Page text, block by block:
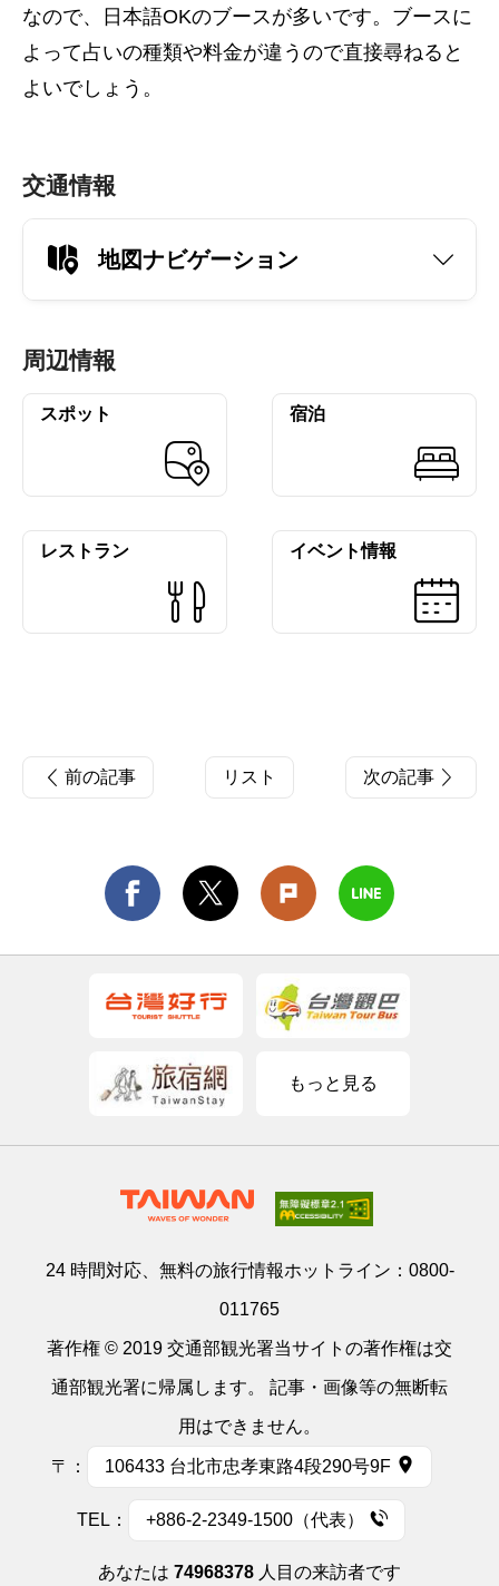
なので、日本語OKのブースが多いです。ブースに
よって占いの種類や料金が違うので直接尋ねると
よいでしょう。
交通情報
地図ナビゲーション
周辺情報
スポット 宿泊
レストラン イベント情報
前の記事 リスト 次の記事
もっと見る
24 時間対応、無料の旅行情報ホットライン： 0800-
011765
著作権 © 2019 交通部観光署当サイトの著作権は交
通部観光署に帰属します。 記事・画像等の無断転
用はできません。
〒： 106433 台北市忠孝東路4段290号9F
TEL： +886-2-2349-1500（代表）
あなたは 74968378 人目の来訪者です